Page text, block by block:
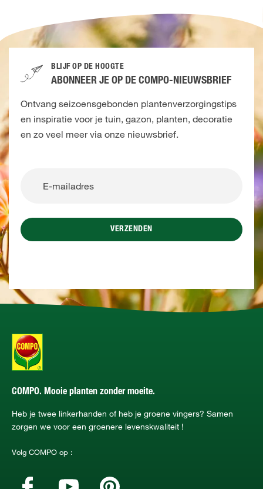
BLIJF OP DE HOOGTE
ABONNEER JE OP DE COMPO-NIEUWSBRIEF
Ontvang seizoensgebonden plantenverzorgingstips
en inspiratie voor je tuin, gazon, planten, decoratie
en zo veel meer via onze nieuwsbrief.
VERZENDEN
COMPO. Mooie planten zonder moeite.
Heb je twee linkerhanden of heb je groene vingers? Samen
zorgen we voor een groenere levenskwaliteit !
Volg COMPO op :